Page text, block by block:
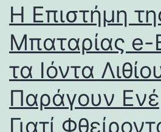
Η Επιστήμη
Μπαταρίας
τα Ιόντα
Παράγουν
Γιατί